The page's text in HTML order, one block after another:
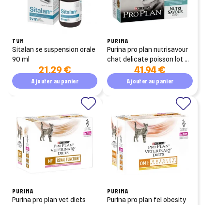
TVM
sitalan se suspension orale
90 ml
21,29 €
Ajouter au panier
PURINA
purina pro plan nutrisavour
chat delicate poisson lot de
4 10x85g41,94 €
Ajouter au panier
PURINA
purina pro plan vet diets
PURINA
purina pro plan fel obesity